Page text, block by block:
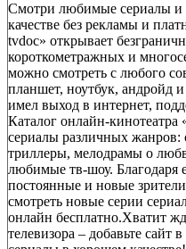
Смотри любимые сериалы и
качестве без рекламы и
tvdoc» открывает
короткометражных и
можно смотреть с любого
планшет, ноутбук, андройд
имел выход в интернет,
Каталог онлайн-кинотеатра
сериалы различных
триллеры, мелодрамы о
любимые тв-шоу. Благодаря
постоянные и новые
смотреть новые серии
онлайн бесплатно.Хватит
телевизора – добавьте сайт